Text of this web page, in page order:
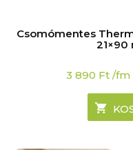
Csomómentes
21×90
3 890 Ft /fm